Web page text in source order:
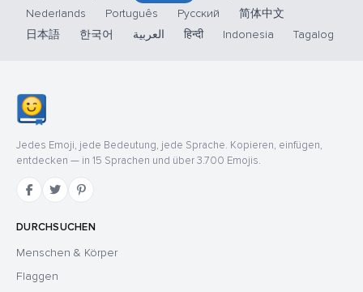
Nederlands
Português Русский
简体中文
日本語
한국어 العربية हिन्दी Indonesia Tagalog
Jedes Emoji, jede Bedeutung, jede Sprache. Kopieren, einfügen,
entdecken — in 15 Sprachen und über 3.700 Emojis.
DURCHSUCHEN
Menschen & Körper
Flaggen